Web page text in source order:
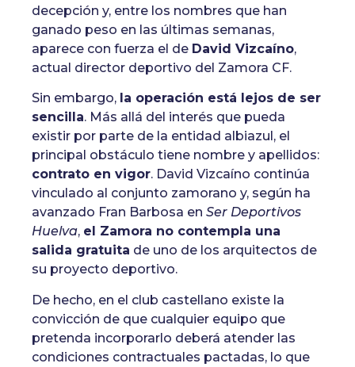
decepción y, entre los nombres que han
ganado peso en las últimas semanas,
aparece con fuerza el de David Vizcaíno,
actual director deportivo del Zamora CF.
Sin embargo, la operación está lejos de ser
sencilla. Más allá del interés que pueda
existir por parte de la entidad albiazul, el
principal obstáculo tiene nombre y apellidos:
contrato en vigor. David Vizcaíno continúa
vinculado al conjunto zamorano y, según ha
avanzado Fran Barbosa en Ser Deportivos
Huelva, el Zamora no contempla una
salida gratuita de uno de los arquitectos de
su proyecto deportivo.
De hecho, en el club castellano existe la
convicción de que cualquier equipo que
pretenda incorporarlo deberá atender las
condiciones contractuales pactadas, lo que